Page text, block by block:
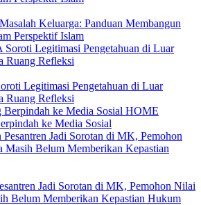
Keluarga: Panduan Membangun
Perspektif Islam
Legitimasi Pengetahuan di Luar
Ruang Refleksi
HOME
ke Media Sosial
Jadi Sorotan di MK, Pemohon Nilai
Belum Memberikan Kepastian Hukum